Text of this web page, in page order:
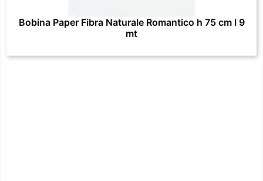
Bobina Paper Fibra Naturale Romantico h 75 cm l 9
mt